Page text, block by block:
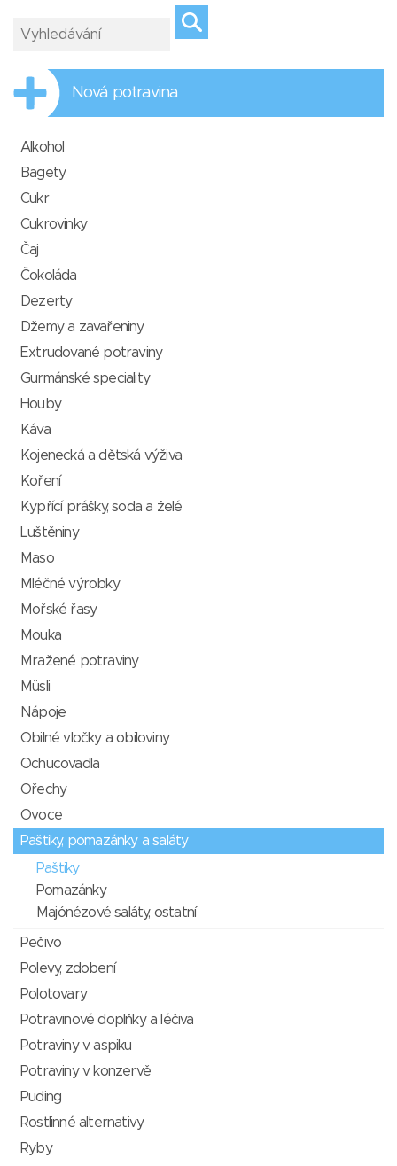
Nová potravina
Alkohol
Bagety
Cukr
Cukrovinky
Čaj
Čokoláda
Dezerty
Džemy a zavařeniny
Extrudované potraviny
Gurmánské speciality
Houby
Káva
Kojenecká a dětská výživa
Koření
Kypřící prášky, soda a želé
Luštěniny
Maso
Mléčné výrobky
Mořské řasy
Mouka
Mražené potraviny
Müsli
Nápoje
Obilné vločky a obiloviny
Ochucovadla
Ořechy
Ovoce
Paštiky, pomazánky a saláty
Paštiky
Pomazánky
Majónézové saláty, ostatní
Pečivo
Polevy, zdobení
Polotovary
Potravinové doplňky a léčiva
Potraviny v aspiku
Potraviny v konzervě
Puding
Rostlinné alternativy
Ryby